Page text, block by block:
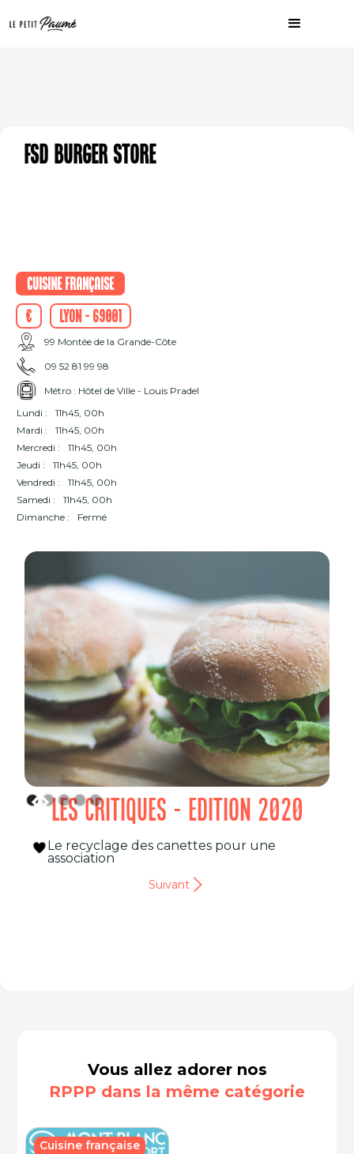
Fsd Burger Store
Cuisine française
€
Lyon - 69001
99 Montée de la Grande-Côte
09 52 81 99 98
Métro : Hôtel de Ville - Louis Pradel
Lundi :
11h45, 00h
Mardi :
11h45, 00h
Mercredi :
11h45, 00h
Jeudi :
11h45, 00h
Vendredi :
11h45, 00h
Samedi :
11h45, 00h
Dimanche :
Fermé
LES CRITIQUES - EDITION 2020
Le recyclage des canettes pour une
association
Suivant
Vous allez adorer nos
RPPP dans la même catégorie
Cuisine française